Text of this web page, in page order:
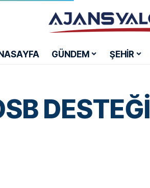
GÜNDEM ŞEHİR
DESTEĞİ